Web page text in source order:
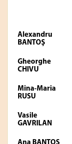
Alexandru
BANTOŞ
Gheorghe
CHIVU
Mina-Maria
RUSU
Vasile
GAVRILAN